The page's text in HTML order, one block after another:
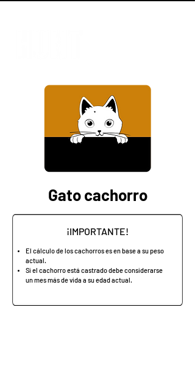
Gato cachorro
¡IMPORTANTE!
El cálculo de los cachorros es en base a su peso
actual.
Si el cachorro está castrado debe considerarse
un mes más de vida a su edad actual.